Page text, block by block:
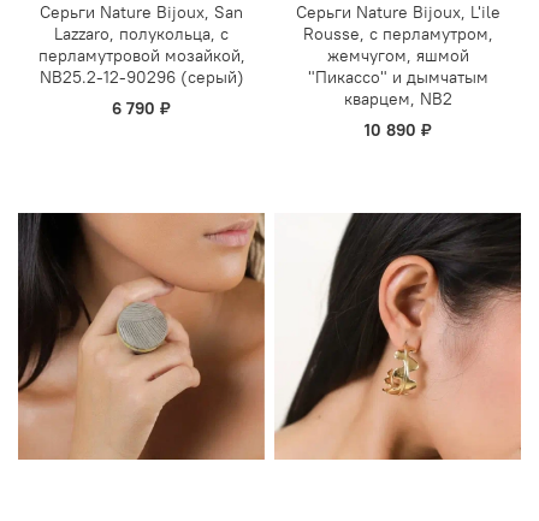
Серьги Nature Bijoux, San
Lazzaro, полукольца, с
перламутровой мозайкой,
NB25.2-12-90296 (серый)
6 790 ₽
Серьги Nature Bijoux, L'ile
Rousse, с перламутром,
жемчугом, яшмой
"Пикассо" и дымчатым
кварцем, NB2
10 890 ₽